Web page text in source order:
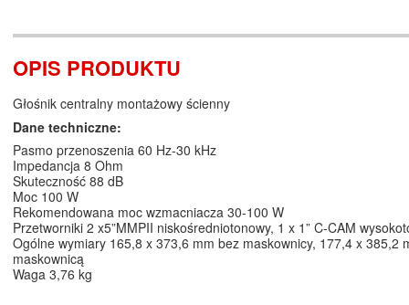
OPIS PRODUKTU
Głośnik centralny montażowy ścienny
Dane techniczne:
Pasmo przenoszenia 60 Hz-30 kHz
Impedancja 8 Ohm
Skuteczność 88 dB
Moc 100 W
Rekomendowana moc wzmacniacza 30-100 W
Przetworniki 2 x5”MMPII niskośredniotonowy, 1 x 1” C-CAM
Ogólne wymiary 165,8 x 373,6 mm bez maskownicy, 177,4 x 385,2
maskownicą
Waga 3,76 kg